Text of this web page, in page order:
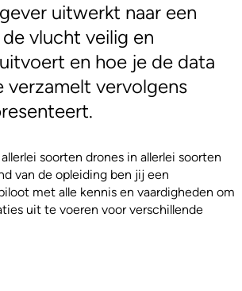
uitwerkt naar een
vlucht veilig en
en hoe je de data
verzamelt vervolgens
soorten drones in allerlei soorten
van de opleiding ben jij een
met alle kennis en vaardigheden om
uit te voeren voor verschillende